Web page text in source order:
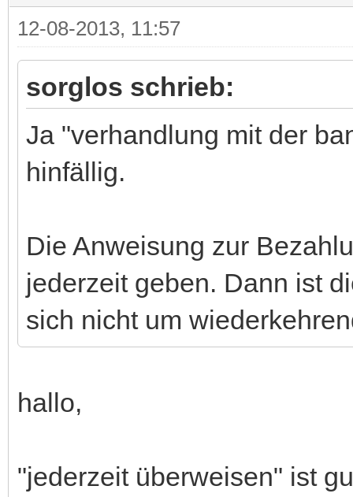
12-08-2013, 11:57
sorglos schrieb:
Ja "verhandlung mit der
hinfällig.
Die Anweisung zur
jederzeit geben. Dann ist
sich nicht um
hallo,
"jederzeit überweisen" ist